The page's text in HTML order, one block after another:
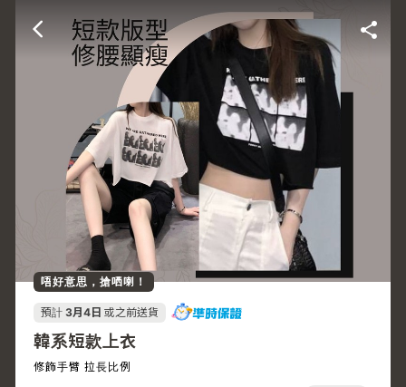
唔好意思，搶哂喇！
預計 3月4日 或之前送貨
韓系短款上衣
修飾手臂 拉長比例